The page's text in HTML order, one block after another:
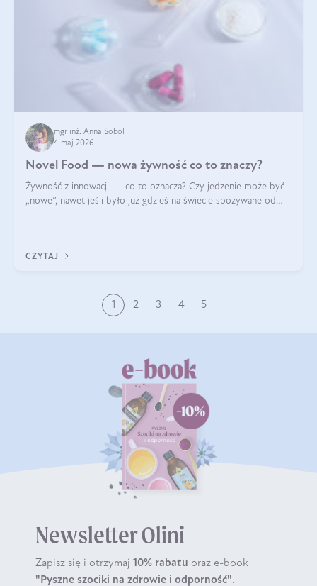
mgr inż. Anna Sobol
4 maj 2026
Novel Food — nowa żywność co to znaczy?
Żywność z innowacji — co to oznacza? Czy jedzenie może być
„nowe”, nawet jeśli było już gdzieś na świecie spożywane od
CZYTAJ
1 2 3 4 5
Newsletter Olini
Zapisz się i otrzymaj 10% rabatu oraz e-book
"Pyszne szociki na zdrowie i odporność".